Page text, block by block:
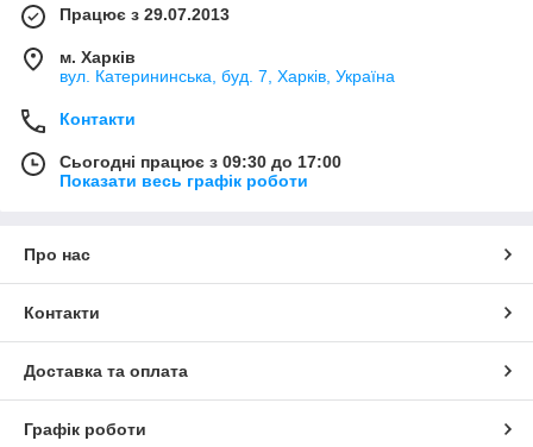
Працює з 29.07.2013
м. Харків
вул. Катерининська, буд. 7, Харків, Україна
Контакти
Сьогодні працює з 09:30 до 17:00
Показати весь графік роботи
Про нас
Контакти
Доставка та оплата
Графік роботи